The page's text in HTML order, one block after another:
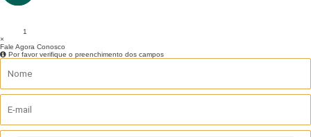
1
×
Fale Agora Conosco
Por favor verifique o preenchimento dos campos